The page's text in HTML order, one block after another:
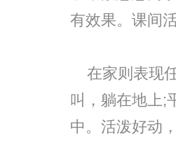
有效果。课间
在家则表现
叫，躺在地上;
中。活泼好动